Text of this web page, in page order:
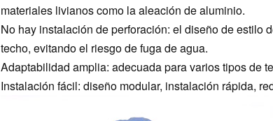
materiales livianos como la aleación de aluminio.
No hay instalación de perforación: el diseño de estilo
techo, evitando el riesgo de fuga de agua.
Adaptabilidad amplia: adecuada para varios tipos de
Instalación fácil: diseño modular, instalación rápida,